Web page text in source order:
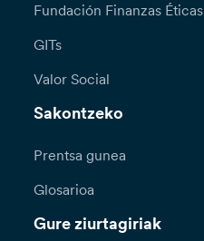
Fundación Finanzas Éticas
GITs
Valor Social
Sakontzeko
Prentsa gunea
Glosarioa
Gure ziurtagiriak